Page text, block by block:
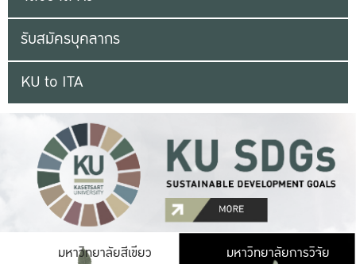
รับสมัครบุคลากร
KU to ITA
มหาวิทยาลัยสีเขียว มหาวิ
มหาวิทยาลัยการวิจัย